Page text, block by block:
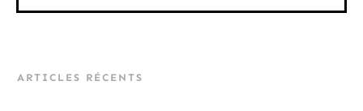
ARTICLES RÉCENTS